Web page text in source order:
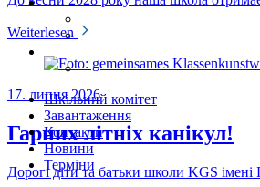
Шкільний комітет
Завантаження
Контакти
Новини
Терміни
Weiterlesen
17. липня 2026
Гарних літніх канікул!
Дорогі діти та батьки школи KGS